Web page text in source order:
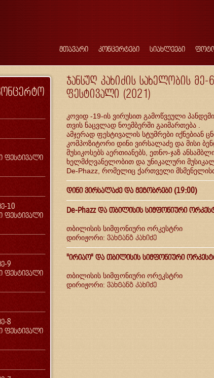
მთავარი კონცერტები სიახლეები
ფესტივალი
10
ფესტივალი
9
ფესტივალი
8
ფესტივალი
ჯანსუღ კახიძის სახელობის
ფესტივალი (2021)
კოვიდ -19-ის ვირუსით გამოწვეული
თვის ნაცვლად ნოემბერში გაიმართება .
ამჯერად ფესტივალის სტუმრები იქნებიან
კომპოზიტორი დინი ვირსალაძე და მისი
მუსიკოსებს აერთიანებს, ეთნო-ჯაზ
ხელმძღვანელობით და უნიკალური
De-Phazz, რომელიც ქართველი
დინი ვირსალაძე და მეგობრები (19:00)
De-Phazz და თბილისის სიმფონიური
თბილისის სიმფონიური ორკესტრი
დირიჟორი: ვახტანგ კახიძე
"ირიაო" და თბილისის სიმფონიური
თბილისის სიმფონიური ორეკსტრი
დირიჟორი: ვახტანგ კახიძე